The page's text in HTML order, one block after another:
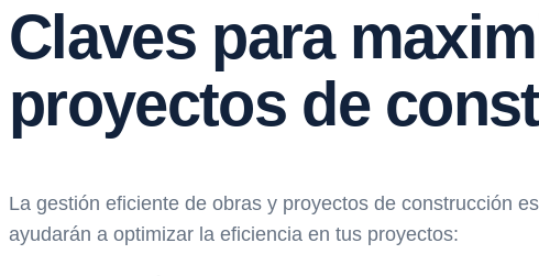
Claves para
proyectos de
La gestión eficiente de obras y proyectos de construcción
ayudarán a optimizar la eficiencia en tus proyectos: